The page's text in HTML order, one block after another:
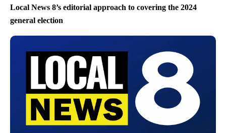
Local News 8’s editorial approach to covering the 2024
general election